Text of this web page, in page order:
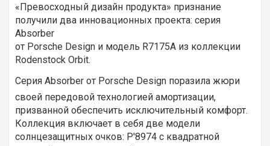
«Превосходный дизайн продукта» признание
получили два инновационных проекта: серия
Absorber
от Porsche Design и модель R7175A из коллекции
Rodenstock Orbit.
Серия Absorber от Porsche Design поразила жюри
своей передовой технологией амортизации,
призванной обеспечить исключительный комфорт.
Коллекция включает в себя две модели
солнцезащитных очков: P'8974 с квадратной